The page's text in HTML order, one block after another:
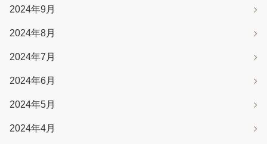
2024年9月
2024年8月
2024年7月
2024年6月
2024年5月
2024年4月